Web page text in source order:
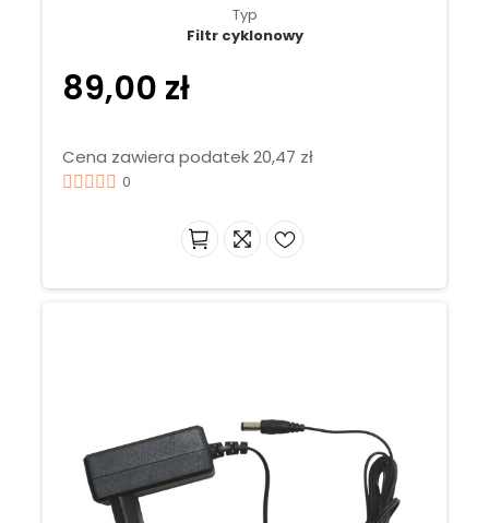
Typ
Filtr cyklonowy
89,00 zł
Cena zawiera podatek 20,47 zł
0